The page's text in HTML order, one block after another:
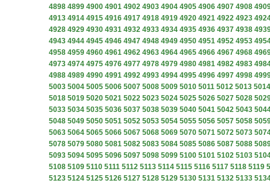
4898 4899 4900 4901 4902 4903 4904 4905 4906 4907 4908
4913 4914 4915 4916 4917 4918 4919 4920 4921 4922 4923
4928 4929 4930 4931 4932 4933 4934 4935 4936 4937 4938
4943 4944 4945 4946 4947 4948 4949 4950 4951 4952 4953
4958 4959 4960 4961 4962 4963 4964 4965 4966 4967 4968
4973 4974 4975 4976 4977 4978 4979 4980 4981 4982 4983
4988 4989 4990 4991 4992 4993 4994 4995 4996 4997 4998
5003 5004 5005 5006 5007 5008 5009 5010 5011 5012 5013 5014
5018 5019 5020 5021 5022 5023 5024 5025 5026 5027 5028
5033 5034 5035 5036 5037 5038 5039 5040 5041 5042 5043
5048 5049 5050 5051 5052 5053 5054 5055 5056 5057 5058
5063 5064 5065 5066 5067 5068 5069 5070 5071 5072 5073
5078 5079 5080 5081 5082 5083 5084 5085 5086 5087 5088
5093 5094 5095 5096 5097 5098 5099 5100 5101 5102 5103
5108 5109 5110 5111 5112 5113 5114 5115 5116 5117 5118 5119
5123 5124 5125 5126 5127 5128 5129 5130 5131 5132 5133